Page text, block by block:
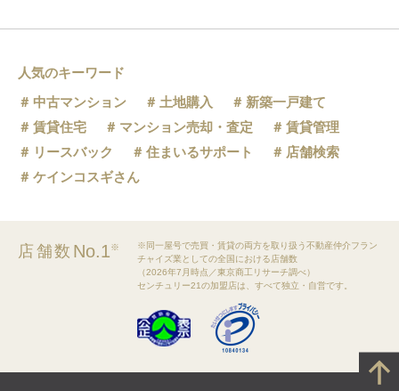
人気のキーワード
中古マンション
土地購入
新築一戸建て
賃貸住宅
マンション売却・査定
賃貸管理
リースバック
住まいるサポート
店舗検索
ケインコスギさん
店舗数 No.1※
※同一屋号で売買・賃貸の両方を取り扱う不動産仲介フラン
チャイズ業としての全国における店舗数
（2026年7月時点／東京商工リサーチ調べ）
センチュリー21の加盟店は、すべて独立・自営です。